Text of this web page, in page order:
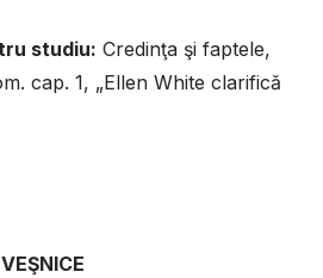
studiu: Credinţa şi faptele,
cap. 1, „Ellen White clarifică